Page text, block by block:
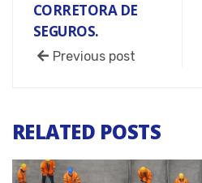
CORRETORA DE
SEGUROS.
Previous post
RELATED POSTS